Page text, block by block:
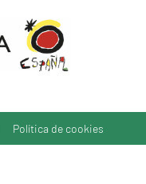
Política de cookies